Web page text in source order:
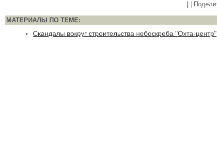
МАТЕРИАЛЫ ПО ТЕМЕ:
Скандалы вокруг строительства небоскреба "Охта-центр"